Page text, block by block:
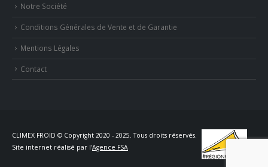
Notre Société
Conditions Générales de Vente et de Garantie
Mentions Légales
Contact
CLIMEX FROID © Copyright 2020 - 2025. Tous droits réservés.
Site internet réalisé par l'Agence FSA